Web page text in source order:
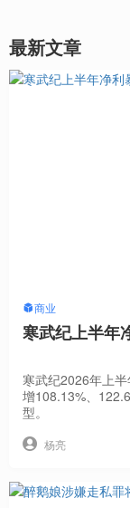
最新文章
商业
寒武纪上半年
寒武纪2026年上
增108.13%、
型。
杨亮